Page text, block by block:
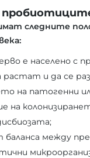
следните
е населено с
растат и да се
на патогенни
на
баланса между